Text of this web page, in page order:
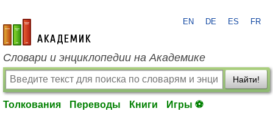
academic.ru
EN DE ES FR
Словари и энциклопедии на Академике
Найти!
Толкования Переводы Книги Игры ⚽